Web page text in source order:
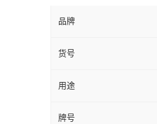
品牌
货号
用途
牌号